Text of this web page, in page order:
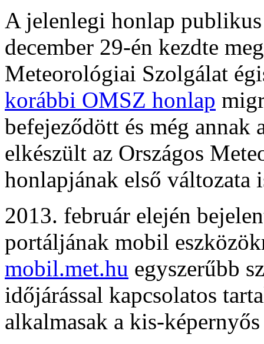
A jelenlegi honlap
december 29-én kezdte
Meteorológiai Szolgálat
korábbi OMSZ honlap
befejeződött és még annak
elkészült az Országos
honlapjának első változata
2013. február elején
portáljának mobil
mobil.met.hu egyszerűbb
időjárással kapcsolatos
alkalmasak a kis-